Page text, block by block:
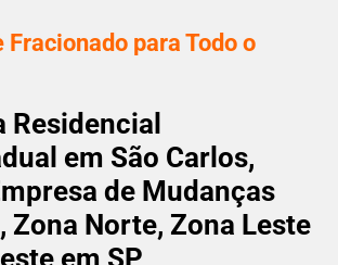
para Todo o
Residencial
em São Carlos,
de Mudanças
Zona Norte, Zona Leste
em SP